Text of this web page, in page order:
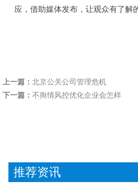
应，借助媒体发布，让观众有了解
上一篇： 北京公关公司管理危机
下一篇： 不舆情风控优化企业会怎样
推荐资讯